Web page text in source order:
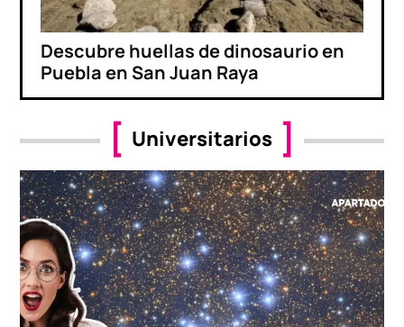
Descubre huellas de dinosaurio en
Puebla en San Juan Raya
Universitarios